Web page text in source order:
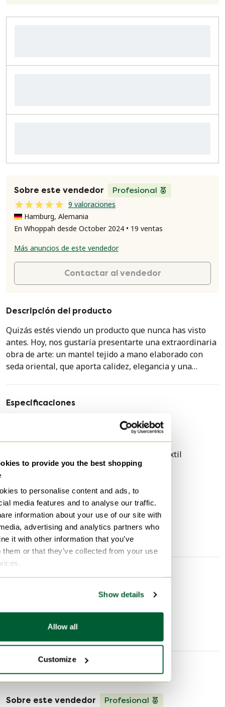
to provide you the best shopping
to personalise content and ads, to
media features and to analyse our traffic.
information about your use of our site with
advertising and analytics partners who
it with other information that you’ve
them or that they’ve collected from your use
Show details
Allow all
Customize
Sobre este vendedor
Profesional
9 valoraciones
Hamburg, Alemania
En Whoppah desde October 2024 • 19 ventas
Más anuncios de este vendedor
Contactar al vendedor
Descripción del producto
Quizás estés viendo un producto que nunca has visto
antes. Hoy, nos gustaría presentarte una extraordinaria
obra de arte: un mantel tejido a mano elaborado con
seda oriental, que aporta calidez, elegancia y una
oriental tradicional. Tejido a mano con hilos de seda, se
motivos artísticos que han estado arraigados en la
cultura oriental durante siglos. Cada pieza es única, el
resultado de muchas horas de meticuloso trabajo
manual y artesanía magistral. 💎 Material y brillo de la
lustroso y elegante. Este mismo brillo le da al mantel su
apariencia lujosa, lo que lo convierte en un verdadero
punto de atracción bajo la luz del día o de la lámpara.
Características de calidad: Tejido a mano Hecho de hilos
de seda Superficie brillante y elegante Tacto suave y
agradable Mano de obra de alta calidad con finos
detalles El elegante brillo de la seda crea un efecto
Especificaciones
Excelente
material-silk, Textil
Número de artículos
Primer propietario
Sí
Altura
100 cm
Anchura
100 cm
Profundidad
1 cm
Más información
Información del vendedor
Sobre este vendedor Profesional